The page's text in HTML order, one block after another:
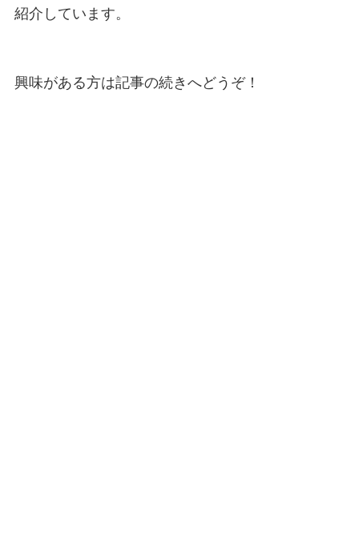
紹介しています。
興味がある方は記事の続きへどうぞ！